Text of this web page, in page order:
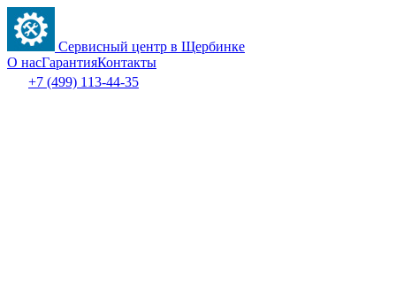
Сервисный центр в Щербинке
О насГарантияКонтакты
+7 (499) 113-44-35